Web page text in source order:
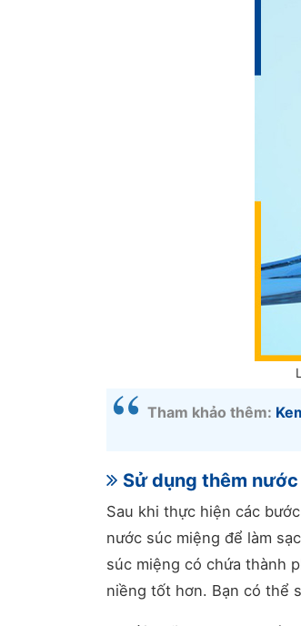
Tham khảo thêm:
Sử dụng thêm
Sau khi thực hiện các
nước súc miệng để làm
súc miệng có chứa thành
niềng tốt hơn. Bạn có thể